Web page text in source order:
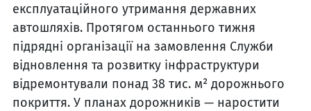
експлуатаційного утримання державних
автошляхів. Протягом останнього тижня
підрядні організації на замовлення Служби
відновлення та розвитку інфраструктури
відремонтували понад 38 тис. м² дорожнього
покриття. У планах дорожників — наростити